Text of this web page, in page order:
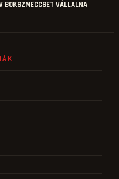
BOKSZMECCSET VÁLLALNA